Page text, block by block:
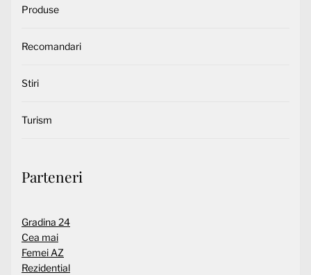
Produse
Recomandari
Stiri
Turism
Parteneri
Gradina 24
Cea mai
Femei AZ
Rezidential